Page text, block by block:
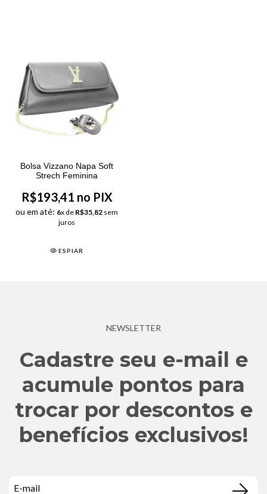
Bolsa Vizzano Napa Soft
Strech Feminina
R$193,41 no PIX
ou em até: 6x de R$35,82 sem
juros
ESPIAR
NEWSLETTER
Cadastre seu e-mail e
acumule pontos para
trocar por descontos e
benefícios exclusivos!